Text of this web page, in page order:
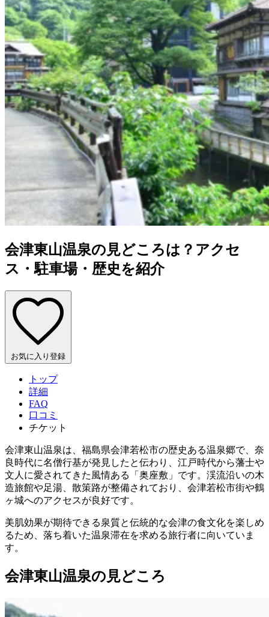
会津東山温泉の見どころは？アクセ
ス・駐車場・歴史を紹介
お気に入り登録
トップ
詳細
FAQ
口コミ
チケット
会津東山温泉は、福島県会津若松市の歴史ある温泉郷で、奈
良時代に名僧行基が発見したと伝わり、江戸時代から藩士や
文人に愛されてきた風情ある「奥座敷」です。渓流沿いの木
造旅館や足湯、散策路が整備されており、会津若松市街や鶴
ヶ城へのアクセスが良好です。
美肌効果が期待できる泉質と伝統的な会津の食文化を楽しめ
るため、落ち着いた温泉滞在を求める旅行者に向いていま
す。
会津東山温泉の見どころ